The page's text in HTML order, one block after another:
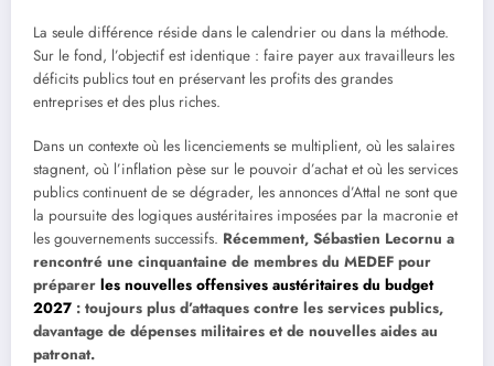
La seule différence réside dans le calendrier ou dans la méthode.
Sur le fond, l’objectif est identique : faire payer aux travailleurs les
déficits publics tout en préservant les profits des grandes
entreprises et des plus riches.
Dans un contexte où les licenciements se multiplient, où les salaires
stagnent, où l’inflation pèse sur le pouvoir d’achat et où les services
publics continuent de se dégrader, les annonces d’Attal ne sont que
la poursuite des logiques austéritaires imposées par la macronie et
les gouvernements successifs. Récemment, Sébastien Lecornu a
rencontré une cinquantaine de membres du MEDEF pour
préparer les nouvelles offensives austéritaires du budget
2027 : toujours plus d’attaques contre les services publics,
davantage de dépenses militaires et de nouvelles aides au
patronat.